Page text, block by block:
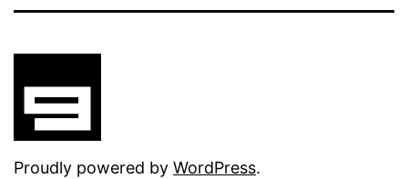
Proudly powered by WordPress.